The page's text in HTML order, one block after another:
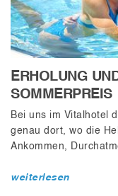
ERHOLUNG
SOMMERPREIS
Bei uns im Vitalhotel
genau dort, wo die
Ankommen,
weiterlesen